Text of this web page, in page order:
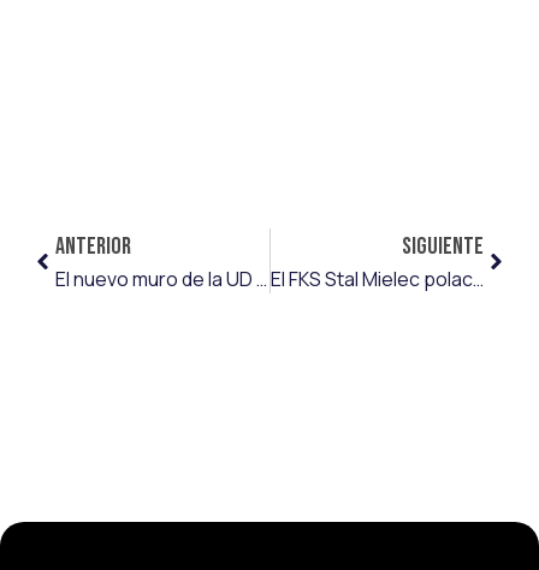
ANTERIOR
El nuevo muro de la UD Ibiza es Nacho González
SIGUIENTE
El FKS Stal Mielec polaco, primera experiencia en el extranjero para Mario Losada